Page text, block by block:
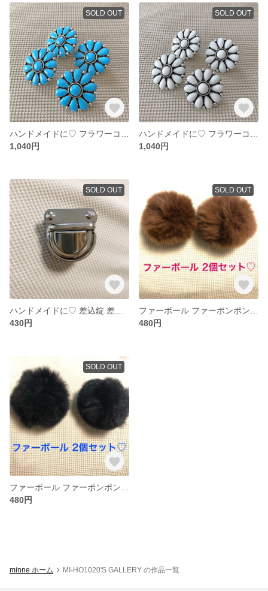
SOLD OUT
1,040円
SOLD OUT
1,040円
SOLD OUT
430円
SOLD OUT
480円
SOLD OUT
480円
minne ホーム MI-HO1020'S GALLERY の作品一覧